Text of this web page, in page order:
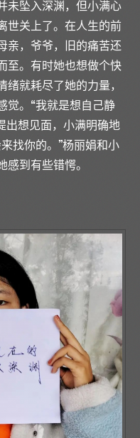
未坠入深渊，但小满心
世关上了。在人生的前
亲，爷爷，旧的痛苦还
至。有时她也想做个快
绪就耗尽了她的力量，
觉。“我就是想自己静
出想见面，小满明确地
找你的。”杨丽娟和小
感到有些错愕。